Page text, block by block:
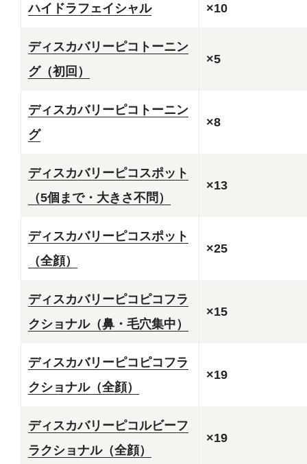
ハイドラフェイシャル ×10
ディスカバリーピコトーニン
グ（初回）
×5
ディスカバリーピコトーニン
グ
×8
ディスカバリーピコスポット
（5個まで・大きさ不問）
×13
ディスカバリーピコスポット
（全顔）
×25
ディスカバリーピコピコフラ
クショナル（鼻・毛穴集中）
×15
ディスカバリーピコピコフラ
クショナル（全顔）
×19
ディスカバリーピコルビーフ
ラクショナル（全顔）
×19